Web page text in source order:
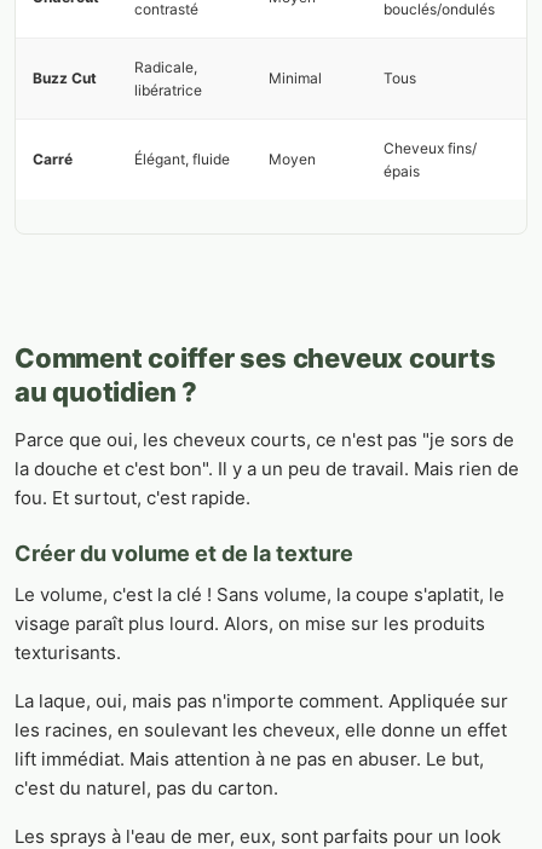
contrasté
bouclés/ondulés
Buzz Cut
Radicale,
libératrice
Minimal Tous
Carré Élégant, fluide Moyen
Cheveux fins/
épais
Comment coiffer ses cheveux courts
au quotidien ?
Parce que oui, les cheveux courts, ce n'est pas "je sors de
la douche et c'est bon". Il y a un peu de travail. Mais rien de
fou. Et surtout, c'est rapide.
Créer du volume et de la texture
Le volume, c'est la clé ! Sans volume, la coupe s'aplatit, le
visage paraît plus lourd. Alors, on mise sur les produits
texturisants.
La laque, oui, mais pas n'importe comment. Appliquée sur
les racines, en soulevant les cheveux, elle donne un effet
lift immédiat. Mais attention à ne pas en abuser. Le but,
c'est du naturel, pas du carton.
Les sprays à l'eau de mer, eux, sont parfaits pour un look